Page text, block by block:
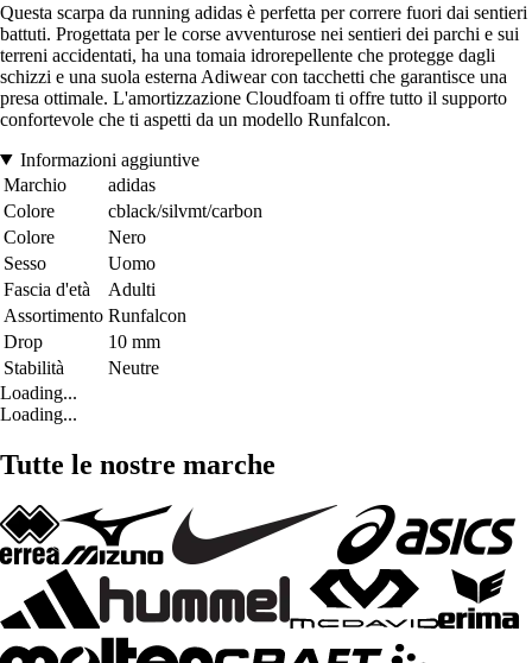
Questa scarpa da running adidas è perfetta per correre fuori dai sentieri
battuti. Progettata per le corse avventurose nei sentieri dei parchi e sui
terreni accidentati, ha una tomaia idrorepellente che protegge dagli
schizzi e una suola esterna Adiwear con tacchetti che garantisce una
presa ottimale. L'amortizzazione Cloudfoam ti offre tutto il supporto
confortevole che ti aspetti da un modello Runfalcon.
Informazioni aggiuntive
Marchio
adidas
Colore
cblack/silvmt/carbon
Colore
Nero
Sesso
Uomo
Fascia d'età
Adulti
Assortimento Runfalcon
Drop
10 mm
Stabilità
Neutre
Loading...
Loading...
Tutte le nostre marche